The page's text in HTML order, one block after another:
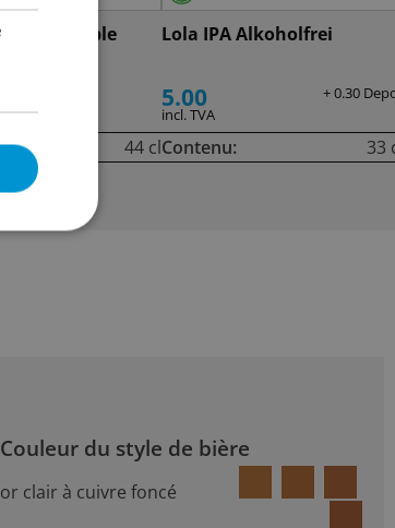
Imparable
44 cl
Lola IPA Alkoholfrei
5.00
+ 0.30
incl. TVA
Contenu: 33
Couleur du style de bière
or clair à cuivre foncé